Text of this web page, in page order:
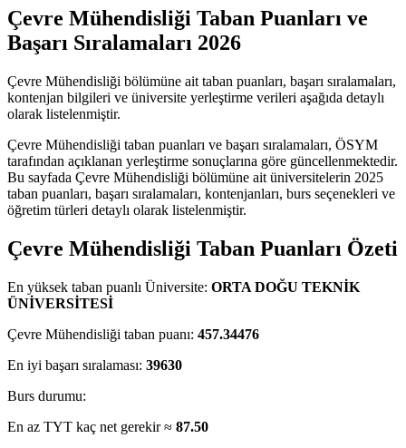
Çevre Mühendisliği Taban Puanları ve
Başarı Sıralamaları 2026
Çevre Mühendisliği bölümüne ait taban puanları, başarı sıralamaları,
kontenjan bilgileri ve üniversite yerleştirme verileri aşağıda detaylı
olarak listelenmiştir.
Çevre Mühendisliği taban puanları ve başarı sıralamaları, ÖSYM
tarafından açıklanan yerleştirme sonuçlarına göre güncellenmektedir.
Bu sayfada Çevre Mühendisliği bölümüne ait üniversitelerin 2025
taban puanları, başarı sıralamaları, kontenjanları, burs seçenekleri ve
öğretim türleri detaylı olarak listelenmiştir.
Çevre Mühendisliği Taban Puanları Özeti
En yüksek taban puanlı Üniversite: ORTA DOĞU TEKNİK
ÜNİVERSİTESİ
Çevre Mühendisliği taban puanı: 457.34476
En iyi başarı sıralaması: 39630
Burs durumu:
En az TYT kaç net gerekir ≈ 87.50